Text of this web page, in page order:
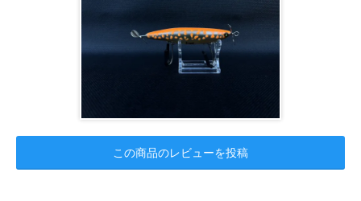
この商品のレビューを投稿